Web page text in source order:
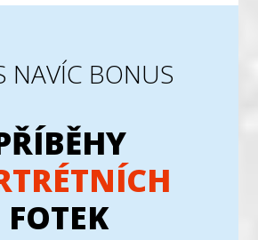
NAVÍC BONUS
FOTEK